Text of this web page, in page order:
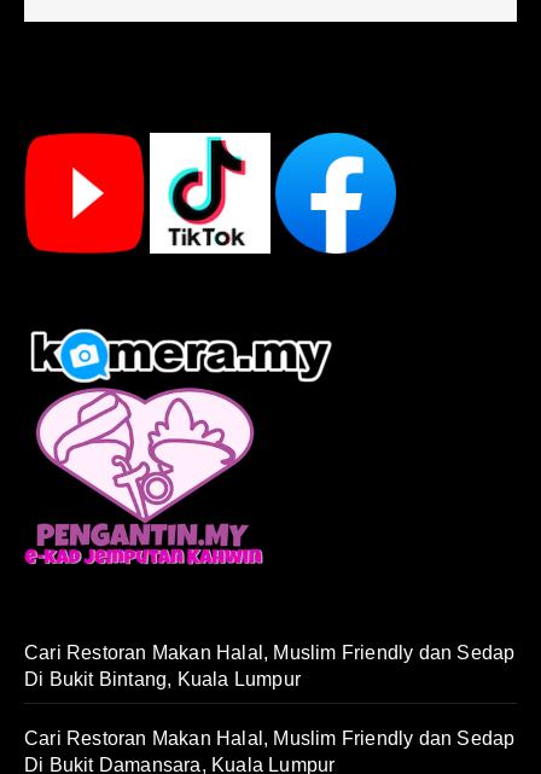
Cari Restoran Makan Halal, Muslim Friendly dan Sedap
Di Bukit Bintang, Kuala Lumpur
Cari Restoran Makan Halal, Muslim Friendly dan Sedap
Di Bukit Damansara, Kuala Lumpur